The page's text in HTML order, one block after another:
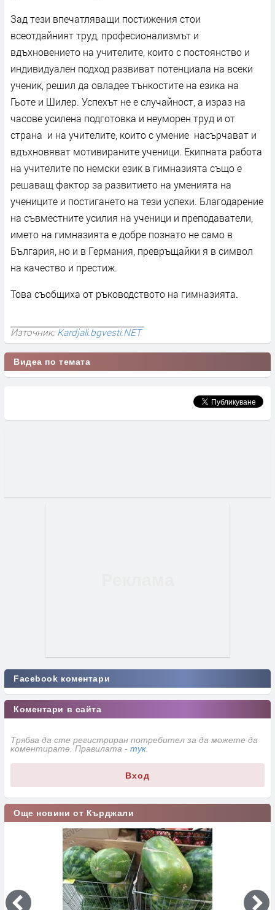
Зад тези впечатляващи постижения стои
всеотдайният труд, професионализмът и
вдъхновението на учителите, които с постоянство и
индивидуален подход развиват потенциала на всеки
ученик, решил да овладее тънкостите на езика на
Гьоте и Шилер. Успехът не е случайност, а израз на
часове усилена подготовка и неуморен труд и от
страна и на учителите, които с умение насърчават и
вдъхновяват мотивираните ученици. Екипната работа
на учителите по немски език в гимназията също е
решаващ фактор за развитието на уменията на
учениците и постигането на тези успехи. Благодарение
на съвместните усилия на ученици и преподаватели,
името на гимназията е добре познато не само в
България, но и в Германия, превръщайки я в символ
на качество и престиж.
Това съобщиха от ръководството на гимназията.
Източник:Kardjali.bgvesti.NET
Видеа по темата
Facebook коментари
Коментари в сайта
Трябва да сте регистриран потребител за да можете да
коментирате. Правилата - тук
Вход
Още новини от Кърджали